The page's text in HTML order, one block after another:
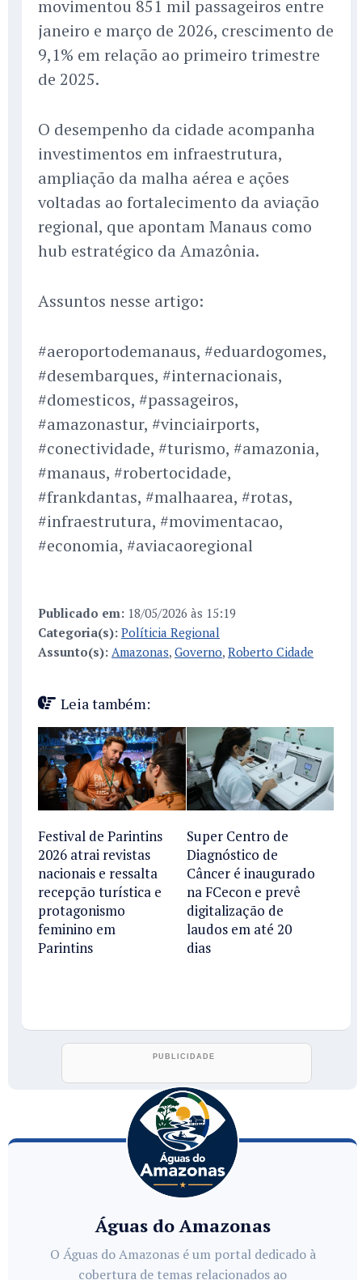
movimentou 851 mil passageiros entre
janeiro e março de 2026, crescimento de
9,1% em relação ao primeiro trimestre
de 2025.
O desempenho da cidade acompanha
investimentos em infraestrutura,
ampliação da malha aérea e ações
voltadas ao fortalecimento da aviação
regional, que apontam Manaus como
hub estratégico da Amazônia.
Assuntos nesse artigo:
#aeroportodemanaus, #eduardogomes,
#desembarques, #internacionais,
#domesticos, #passageiros,
#amazonastur, #vinciairports,
#conectividade, #turismo, #amazonia,
#manaus, #robertocidade,
#frankdantas, #malhaarea, #rotas,
#infraestrutura, #movimentacao,
#economia, #aviacaoregional
Publicado em: 18/05/2026 às 15:19
Categoria(s): Políticia Regional
Assunto(s): Amazonas, Governo, Roberto Cidade
Leia também:
Festival de Parintins
2026 atrai revistas
nacionais e ressalta
recepção turística e
protagonismo
feminino em
Parintins
Super Centro de
Diagnóstico de
Câncer é inaugurado
na FCecon e prevê
digitalização de
laudos em até 20
dias
Águas do Amazonas
O Águas do Amazonas é um portal dedicado à
cobertura de temas relacionados ao